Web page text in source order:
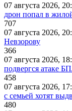
07 августа 2026,
дрон попал в
707
07 августа 2026,
Невзорову
366
07 августа 2026,
подвергся атаке
458
07 августа 2026,
с семьей хотят
480